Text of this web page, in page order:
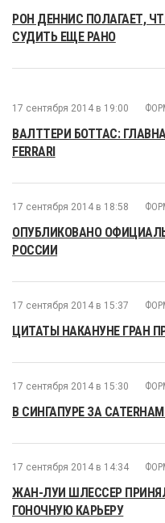
РОН ДЕННИС ПОЛАГАЕТ,
СУДИТЬ ЕЩЕ РАНО
17 сентября 2014 в 19:00
ВАЛТТЕРИ БОТТАС:
FERRARI
17 сентября 2014 в 18:58
ОПУБЛИКОВАНО
РОССИИ
17 сентября 2014 в 15:37
ЦИТАТЫ НАКАНУНЕ ГРАН
17 сентября 2014 в 15:30
В СИНГАПУРЕ ЗА
17 сентября 2014 в 14:34
ЖАН-ЛУИ ШЛЕССЕР
ГОНОЧНУЮ КАРЬЕРУ